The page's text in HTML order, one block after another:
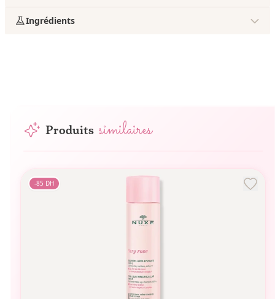
Ingrédients
Produits similaires
-85 DH